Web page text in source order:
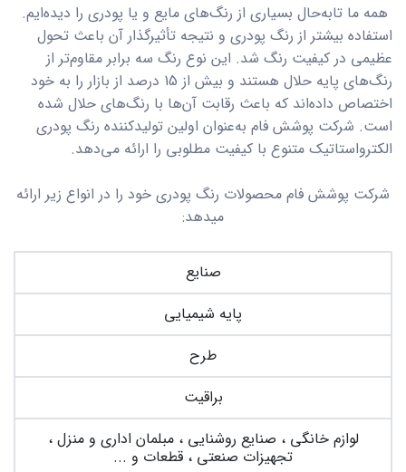
همه ما تابه‌حال بسیاری از رنگ‌های مایع و یا پودری را دیده‌ایم.
استفاده بیشتر از رنگ‌ پودری و نتیجه تأثیرگذار آن باعث تحول
عظیمی در کیفیت رنگ شد. این نوع رنگ سه برابر مقاوم‌تر از
رنگ‌های پایه حلال هستند و بیش از 15 درصد از بازار را به خود
اختصاص داده‌اند که باعث رقابت آن‌ها با رنگ‌های حلال شده
‌است. شرکت پوشش فام به‌عنوان اولین تولیدکننده رنگ‌ پودری
الکترواستاتیک متنوع با کیفیت مطلوبی را ارائه می‌دهد.
شرکت پوشش فام محصولات رنگ پودری خود را در انواع زیر ارائه
میدهد:
صنایع
پایه شیمیایی
طرح
براقیت
لوازم خانگی ، صنایع روشنایی ، مبلمان اداری و منزل ،
تجهیزات صنعتی ، قطعات و ...